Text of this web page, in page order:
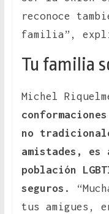
reconoce
familia”,
Tu familia
Michel
no
amistades, es
población
seguros.
tus amigues,